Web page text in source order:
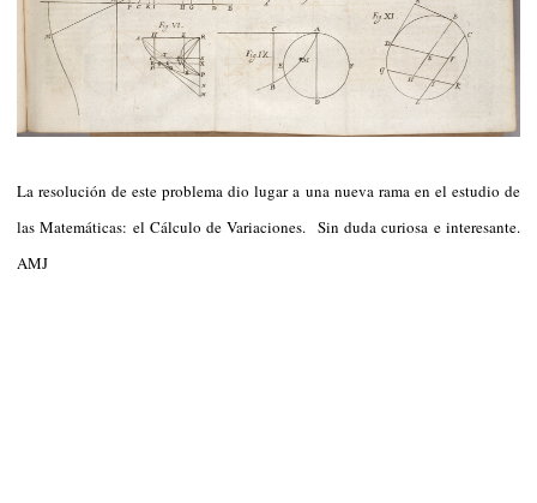
La resolución de este problema dio lugar a una nueva rama en el estudio de
las Matemáticas: el Cálculo de Variaciones. Sin duda curiosa e interesante.
AMJ